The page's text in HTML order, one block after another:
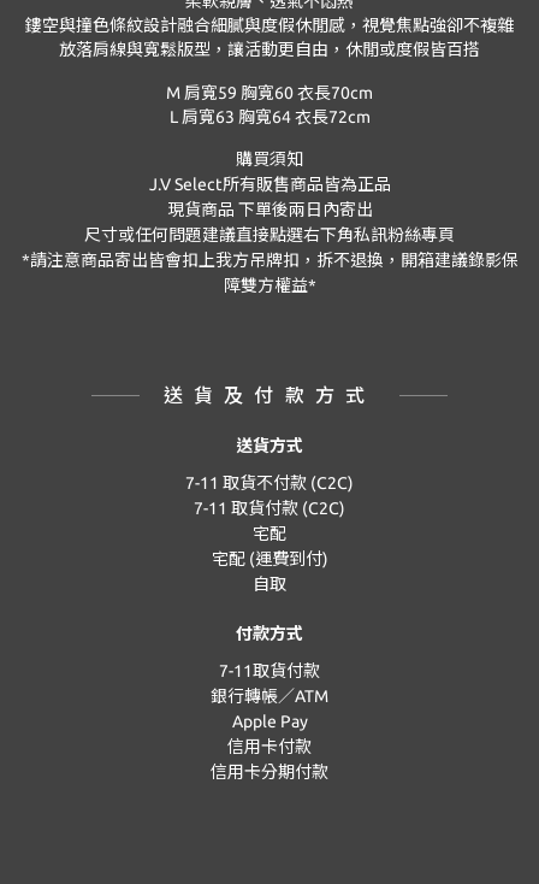
鏤空與撞色條紋設計融合細膩與度假休閒感，視覺焦點強卻不複雜
放落肩線與寬鬆版型，讓活動更自由，休閒或度假皆百搭
M 肩寬59 胸寬60衣長70cm
L 肩寬63 胸寬64 衣長72cm
購買須知
J.V Select所有販售商品皆為正品
現貨商品 下單後兩日內寄出
尺寸或任何問題建議直接點選右下角私訊粉絲專頁
*請注意商品寄出皆會扣上我方吊牌扣，拆不退換，開箱建議錄影保
障雙方權益*
送貨及付款方式
送貨方式
7-11 取貨不付款 (C2C)
7-11 取貨付款 (C2C)
宅配
宅配 (運費到付)
自取
付款方式
7-11取貨付款
銀行轉帳／ATM
Apple Pay
信用卡付款
信用卡分期付款